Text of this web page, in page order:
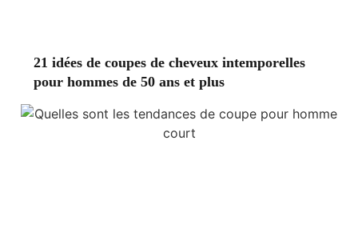
21 idées de coupes de cheveux intemporelles
pour hommes de 50 ans et plus